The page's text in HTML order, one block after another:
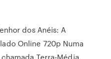
dos Anéis: A
Online 720p Numa
Terra-Média,